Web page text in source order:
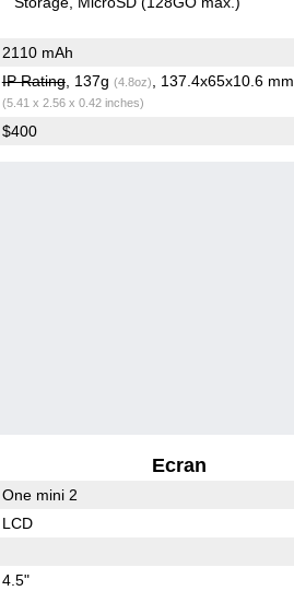
2110 mAh
IP Rating, 137g (4.8oz) , 137.4x65x10.6 mm
(5.41 x 2.56 x 0.42 inches)
$400
Ecran
One mini 2
LCD
4.5"